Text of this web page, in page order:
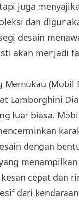
juga
dan
desain
akan menjadi
Memukau (Mobil
Lamborghini
luar biasa.
dengan
cepat dan
dari